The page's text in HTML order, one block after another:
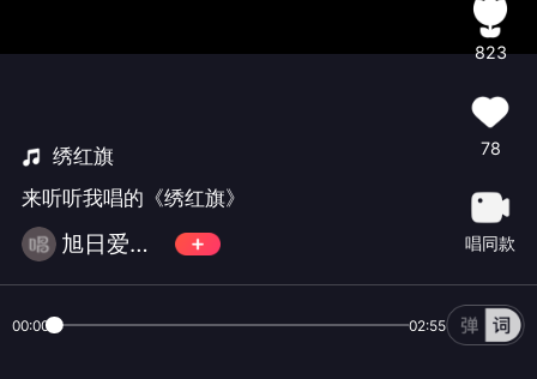
绣红旗
来听听我唱的《绣红旗》
旭日爱歌唱
823
78
唱同款
00:00 02:55